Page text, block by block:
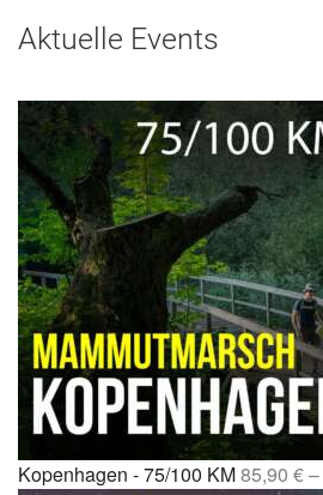
Aktuelle Events
Kopenhagen - 75/100 KM85,90 €–